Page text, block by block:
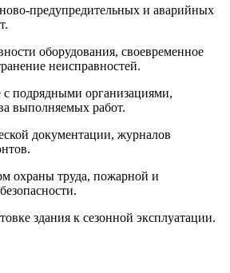
предупредительных и аварийных
оборудования, своевременное
неисправностей.
с подрядными организациями,
выполняемых работ.
документации, журналов
охраны труда, пожарной и
здания к сезонной эксплуатации.